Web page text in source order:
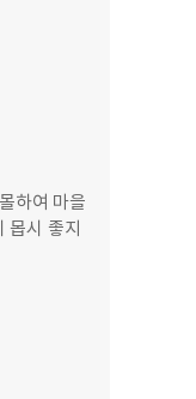
하여 마을
몹시 좋지